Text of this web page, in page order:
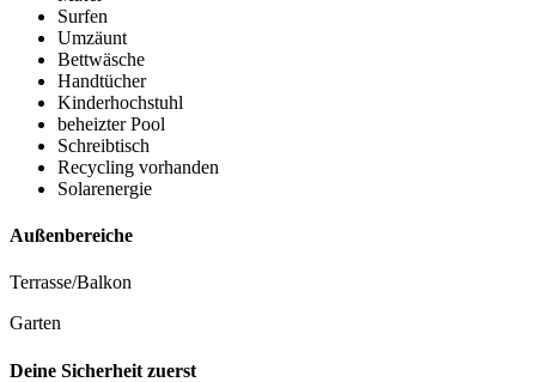
Surfen
Umzäunt
Bettwäsche
Handtücher
Kinderhochstuhl
beheizter Pool
Schreibtisch
Recycling vorhanden
Solarenergie
Außenbereiche
Terrasse/Balkon
Garten
Deine Sicherheit zuerst